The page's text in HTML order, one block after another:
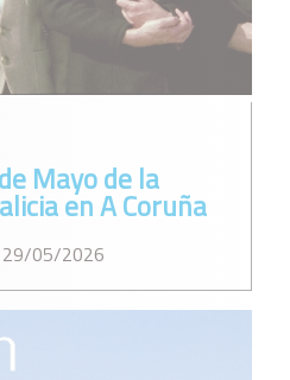
Mayo de la
en A Coruña
29/05/2026